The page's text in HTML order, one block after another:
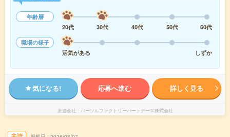
年齢層
20代
30代 40代 50代
60代
職場の様子
活気がある
しずか
気になる! 応募へ進む 詳しく見る
派遣会社 パーソルファクトリーパートナーズ株式会社